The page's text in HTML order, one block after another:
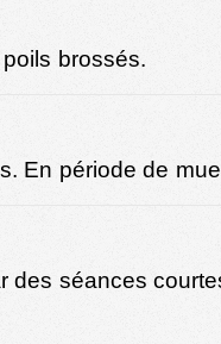
brossés.
En période de
séances